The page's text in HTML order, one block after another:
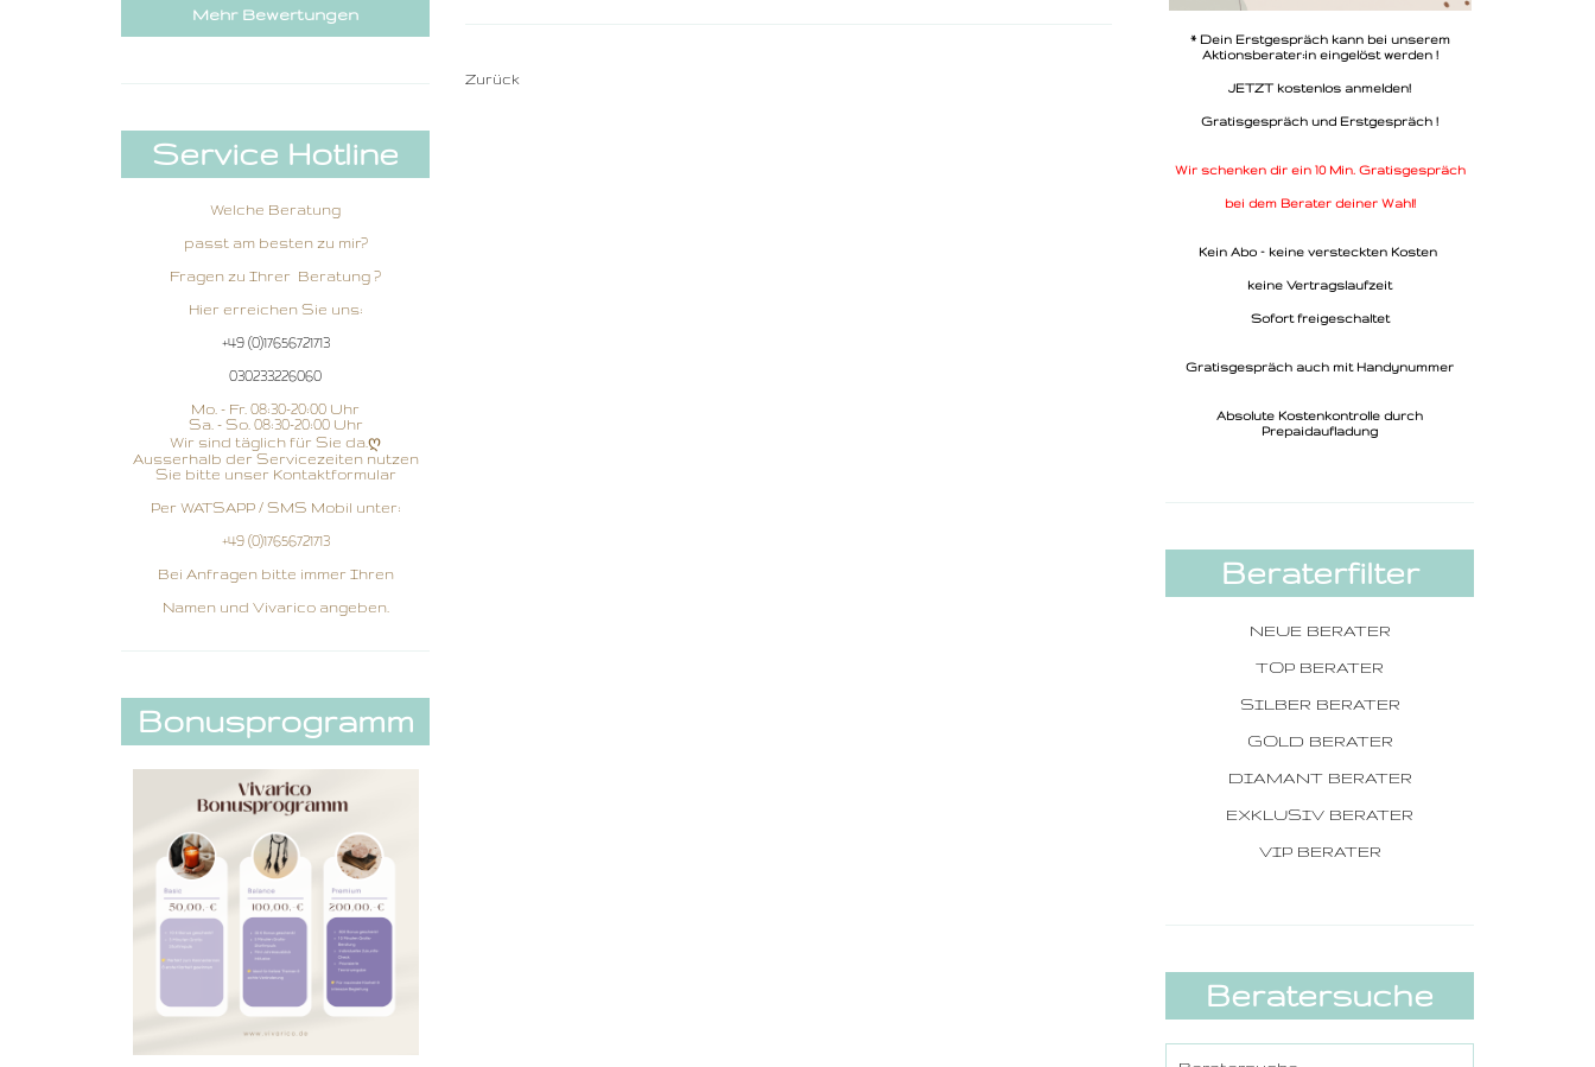
Mehr Bewertungen
Service Hotline
Welche Beratung
passt am besten zu mir?
Fragen zu Ihrer Beratung ?
Hier erreichen Sie uns:
+49 (0)17656721713
030233226060
Mo. - Fr. 08:30-20:00 Uhr
Sa. - So. 08:30-20:00 Uhr
Wir sind täglich für Sie da.ღ
Ausserhalb der Servicezeiten nutzen
Sie bitte unser Kontaktformular
Per WATSAPP / SMS Mobil unter:
+49 (0)17656721713
Bei Anfragen bitte immer Ihren
Namen und Vivarico angeben.
Bonusprogramm
Zurück
* Dein Erstgespräch kann bei unserem
Aktionsberater:in eingelöst werden !
JETZT kostenlos anmelden!
Gratisgespräch und Erstgespräch !
Wir schenken dir ein 10 Min. Gratisgespräch
bei dem Berater deiner Wahl!
Kein Abo - keine versteckten Kosten
keine Vertragslaufzeit
Sofort freigeschaltet
Gratisgespräch auch mit Handynummer
Absolute Kostenkontrolle durch
Prepaidaufladung
Beraterfilter
NEUE BERATER
TOP BERATER
SILBER BERATER
GOLD BERATER
DIAMANT BERATER
EXKLUSIV BERATER
VIP BERATER
Beratersuche